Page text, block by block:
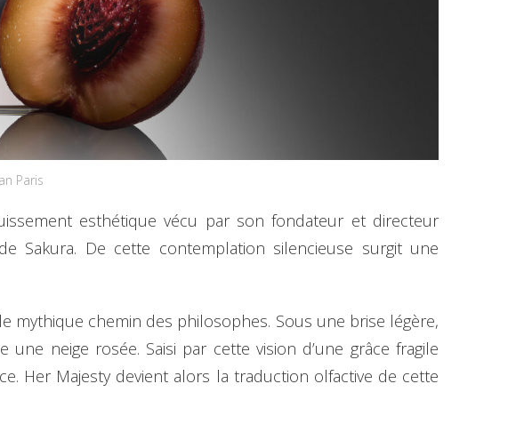
Paris
esthétique vécu par son fondateur et directeur
Sakura. De cette contemplation silencieuse surgit une
mythique chemin des philosophes. Sous une brise légère,
neige rosée. Saisi par cette vision d’une grâce fragile
Her Majesty devient alors la traduction olfactive de cette